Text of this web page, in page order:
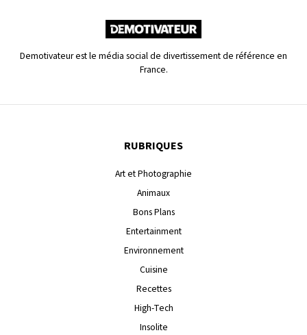
Demotivateur est le média social de divertissement de référence en
France.
RUBRIQUES
Art et Photographie
Animaux
Bons Plans
Entertainment
Environnement
Cuisine
Recettes
High-Tech
Insolite